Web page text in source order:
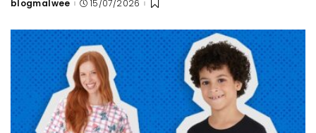
Posted
blogmalwee 15/07/2026